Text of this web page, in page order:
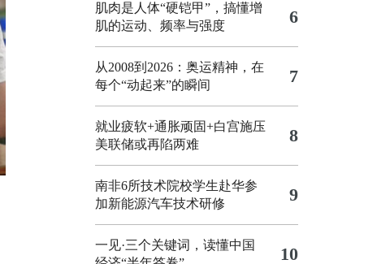
肌肉是人体“硬铠甲”，搞懂增
肌的运动、频率与强度
6
从2008到2026：奥运精神，在
每个“动起来”的瞬间
7
就业疲软+通胀顽固+白宫施压
美联储或再陷两难
8
南非6所技术院校学生赴华参
加新能源汽车技术研修
9
一见·三个关键词，读懂中国
10